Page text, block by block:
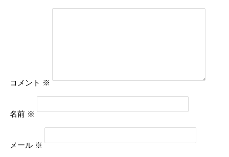
コメント ※
名前 ※
メール ※